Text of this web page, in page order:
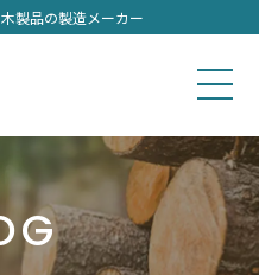
製品の製造メーカー